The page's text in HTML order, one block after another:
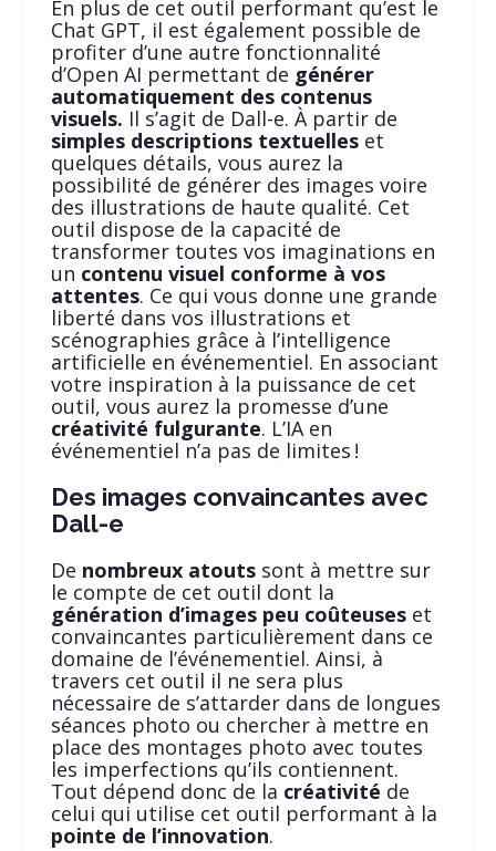
En plus de cet outil performant qu’est le
Chat GPT, il est également possible de
profiter d’une autre fonctionnalité
d’Open AI permettant de générer
automatiquement des contenus
visuels. Il s’agit de Dall-e. À partir de
simples descriptions textuelles et
quelques détails, vous aurez la
possibilité de générer des images voire
des illustrations de haute qualité. Cet
outil dispose de la capacité de
transformer toutes vos imaginations en
un contenu visuel conforme à vos
attentes. Ce qui vous donne une grande
liberté dans vos illustrations et
scénographies grâce à l’intelligence
artificielle en événementiel. En associant
votre inspiration à la puissance de cet
outil, vous aurez la promesse d’une
créativité fulgurante. L’IA en
événementiel n’a pas de limites !
Des images convaincantes avec
Dall-e
De nombreux atouts sont à mettre sur
le compte de cet outil dont la
génération d’images peu coûteuses et
convaincantes particulièrement dans ce
domaine de l’événementiel. Ainsi, à
travers cet outil il ne sera plus
nécessaire de s’attarder dans de longues
séances photo ou chercher à mettre en
place des montages photo avec toutes
les imperfections qu’ils contiennent.
Tout dépend donc de la créativité de
celui qui utilise cet outil performant à la
pointe de l’innovation.